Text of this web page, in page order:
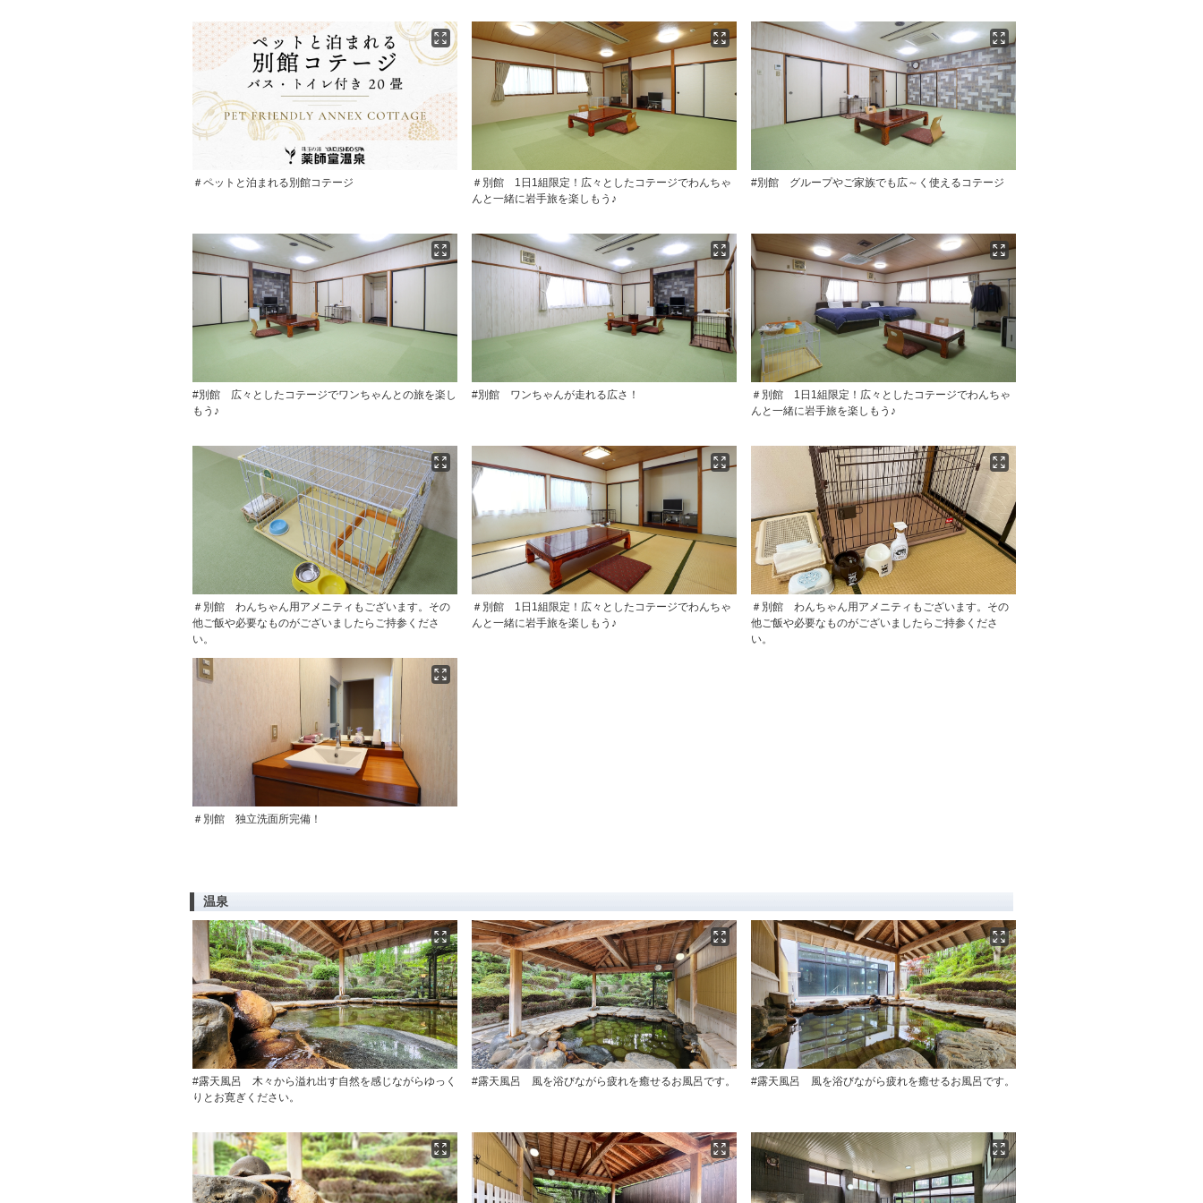
＃ペットと泊まれる別館コテージ
＃別館 1日1組限定！広々としたコテージでわんちゃ
んと一緒に岩手旅を楽しもう♪
#別館 グループやご家族でも広～く使えるコテージ
#別館 広々としたコテージでワンちゃんとの旅を楽し
もう♪
#別館 ワンちゃんが走れる広さ！
＃別館 1日1組限定！広々としたコテージでわんちゃ
んと一緒に岩手旅を楽しもう♪
＃別館 わんちゃん用アメニティもございます。その
他ご飯や必要なものがございましたらご持参くださ
い。
＃別館 1日1組限定！広々としたコテージでわんちゃ
んと一緒に岩手旅を楽しもう♪
＃別館 わんちゃん用アメニティもございます。その
他ご飯や必要なものがございましたらご持参くださ
い。
＃別館 独立洗面所完備！
温泉
#露天風呂 木々から溢れ出す自然を感じながらゆっく
りとお寛ぎください。
#露天風呂 風を浴びながら疲れを癒せるお風呂です。 #露天風呂 風を浴びながら疲れを癒せるお風呂です。